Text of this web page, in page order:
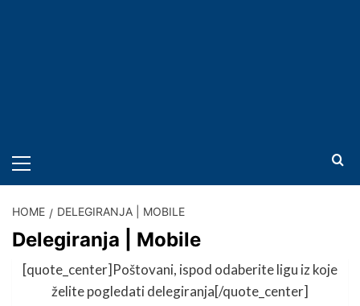
MENU
HOME DELEGIRANJA | MOBILE
Delegiranja | Mobile
[quote_center]Poštovani, ispod odaberite ligu iz koje
želite pogledati delegiranja[/quote_center]